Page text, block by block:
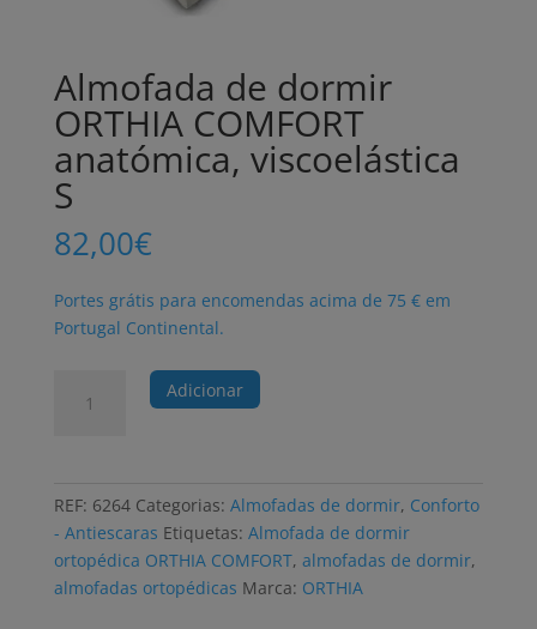
Almofada de dormir
ORTHIA COMFORT
anatómica, viscoelástica
S
82,00€
Portes grátis para encomendas acima de 75 € em
Portugal Continental.
ORTHIA
COMFORT
anatómica,
Adicionar
REF: 6264 Categorias: Almofadas de dormir, Conforto
- Antiescaras Etiquetas: Almofada de dormir
ortopédica ORTHIA COMFORT, almofadas de dormir,
almofadas ortopédicas Marca: ORTHIA